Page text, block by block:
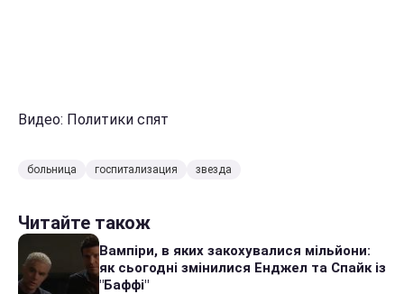
Видео: Политики спят
больница госпитализация звезда
Читайте також
Вампіри, в яких закохувалися мільйони:
як сьогодні змінилися Енджел та Спайк із
"Баффі"